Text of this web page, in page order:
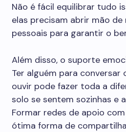
Não é fácil equilibrar tudo
elas precisam abrir mão
pessoais para garantir o
Além disso, o suporte
Ter alguém para conversar
ouvir pode fazer toda a
solo se sentem sozinhas e
Formar redes de apoio
ótima forma de